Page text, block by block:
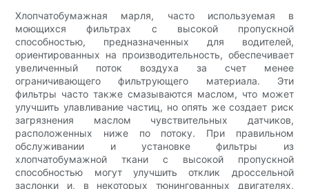
Хлопчатобумажная марля, часто используемая в
моющихся фильтрах с высокой пропускной
способностью, предназначенных для водителей,
ориентированных на производительность, обеспечивает
увеличенный поток воздуха за счет менее
ограничивающего фильтрующего материала. Эти
фильтры часто также смазываются маслом, что может
улучшить улавливание частиц, но опять же создает риск
загрязнения маслом чувствительных датчиков,
расположенных ниже по потоку. При правильном
обслуживании и установке фильтры из
хлопчатобумажной ткани с высокой пропускной
способностью могут улучшить отклик дроссельной
заслонки и, в некоторых тюнингованных двигателях,